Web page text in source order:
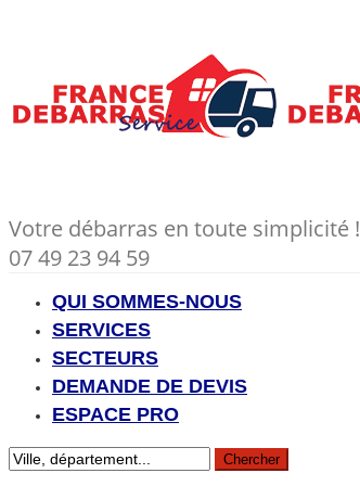
Votre débarras en toute simplicité !
07 49 23 94 59
QUI SOMMES-NOUS
SERVICES
SECTEURS
DEMANDE DE DEVIS
ESPACE PRO